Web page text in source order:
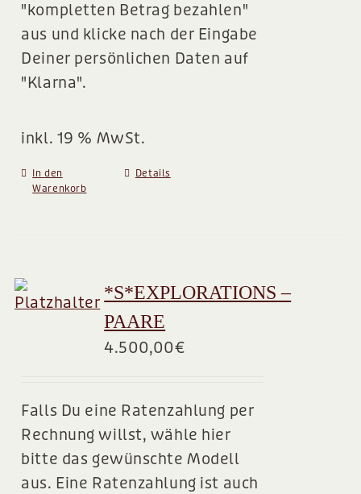
"kompletten Betrag bezahlen"
aus und klicke nach der Eingabe
Deiner persönlichen Daten auf
"Klarna".
inkl. 19 % MwSt.
In den
Warenkorb
Details
*S*EXPLORATIONS –
PAARE
4.500,00€
Falls Du eine Ratenzahlung per
Rechnung willst, wähle hier
bitte das gewünschte Modell
aus. Eine Ratenzahlung ist auch